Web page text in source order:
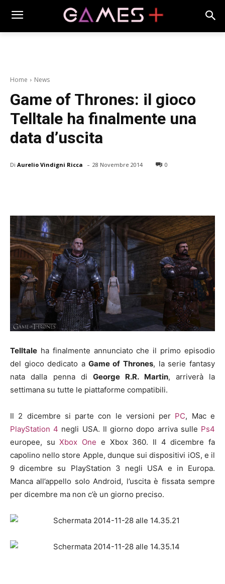
Home News
Game of Thrones: il gioco
Telltale ha finalmente una
data d’uscita
Di Aurelio Vindigni Ricca - 28 Novembre 2014 0
Telltale ha finalmente annunciato che il primo episodio
del gioco dedicato a Game of Thrones, la serie fantasy
nata dalla penna di George R.R. Martin, arriverà la
settimana su tutte le piattaforme compatibili.
Il 2 dicembre si parte con le versioni per PC, Mac e
PlayStation 4 negli USA. Il giorno dopo arriva sulle Ps4
europee, suXbox One e Xbox 360. Il 4 dicembre fa
capolino nello store Apple, dunque sui dispositivi iOS, e il
9 dicembre su PlayStation 3 negli USA e in Europa.
Manca all’appello solo Android, l’uscita è fissata sempre
per dicembre ma non c’è un giorno preciso.